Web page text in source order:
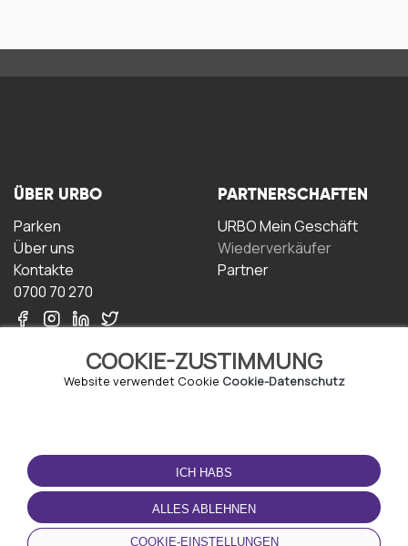
COOKIE-ZUSTIMMUNG
Website verwendet Cookie Cookie-Datenschutz
ICH HABS
ALLES ABLEHNEN
COOKIE-EINSTELLUNGEN
ÜBER URBO
Parken
Über uns
Kontakte
0700 70 270
PARTNERSCHAFTEN
URBO Mein Geschäft
Wiederverkäufer
Partner
NUTZUNGSBEDINGUNGEN
Geschäftsbedingungen
Datenschutz-
Bestimmungen
Cookie-Richtlinie
LADEN SIE DIE APP
HERUNTER